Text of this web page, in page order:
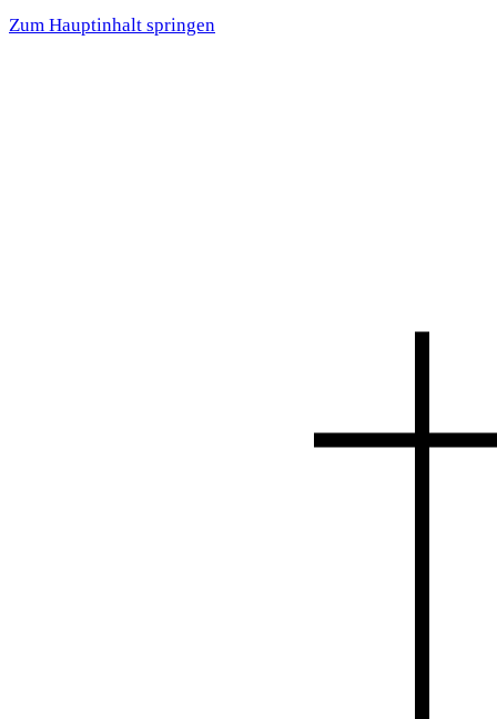
Zum Hauptinhalt springen